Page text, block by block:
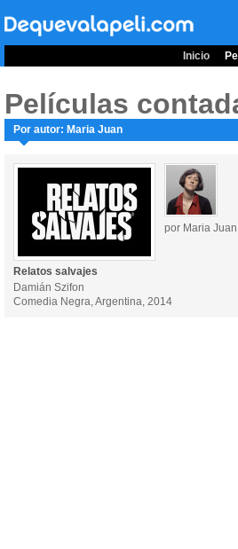
Inicio
Películas
Por autor: Maria Juan
por Maria Juan
Relatos salvajes
Damián Szifon
Comedia Negra, Argentina, 2014